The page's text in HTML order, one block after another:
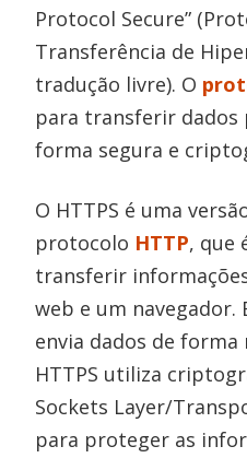
Protocol Secure”
Transferência de
tradução livre). O
para transferir dados
forma segura e
O HTTPS é uma
protocolo HTTP, que
transferir
web e um navegador.
envia dados de
HTTPS utiliza
Sockets Layer/
para proteger as